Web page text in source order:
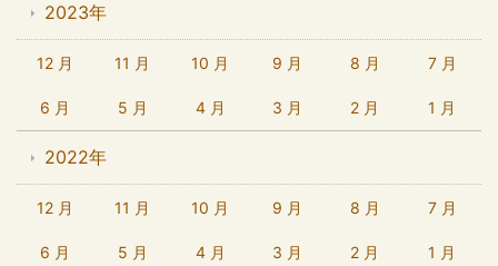
2023年
12 月 11 月 10 月 9 月 8 月 7 月
6 月 5 月 4 月 3 月 2 月 1 月
2022年
12 月 11 月 10 月 9 月 8 月 7 月
6 月 5 月 4 月 3 月 2 月 1 月